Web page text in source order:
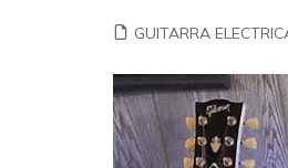
GUITARRA